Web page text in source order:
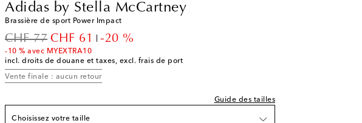
Adidas by Stella McCartney
Brassière de sport Power Impact
CHF 77
original price
CHF 61
discount price
-20 %
-10 % avec MYEXTRA10
incl. droits de douane et taxes, excl. frais de port
Vente finale : aucun retour
Guide des tailles
Choisissez votre taille
Correspond à la taille indiquée
S
M
XL Dernière pièce